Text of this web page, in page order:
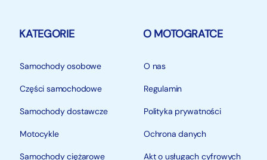
KATEGORIE
Samochody osobowe
Części samochodowe
Samochody dostawcze
Motocykle
Samochody ciężarowe
O MOTOGRATCE
O nas
Regulamin
Polityka prywatności
Ochrona danych
Akt o usługach cyfrowych